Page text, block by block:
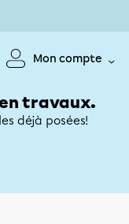
Mon compte
travaux.
déjà posées!